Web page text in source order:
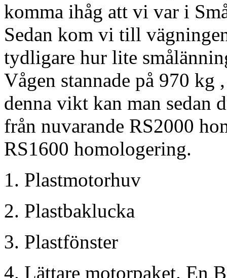
komma ihåg att vi var i
Sedan kom vi till
tydligare hur lite
Vågen stannade på 970 kg
denna vikt kan man sedan
från nuvarande RS2000
RS1600 homologering.
Plastmotorhuv
Plastbaklucka
Plastfönster
Lättare motorpaket. En